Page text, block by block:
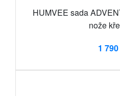
HUMVEE sada
nože
1